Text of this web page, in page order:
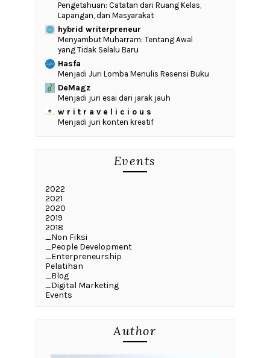
Pengetahuan: Catatan dari Ruang Kelas,
Lapangan, dan Masyarakat
hybrid writerpreneur
Menyambut Muharram: Tentang Awal
yang Tidak Selalu Baru
Hasfa
Menjadi Juri Lomba Menulis Resensi Buku
DeMagz
Menjadi juri esai dari jarak jauh
w r i t r a v e l i c i o u s
Menjadi juri konten kreatif
Events
2022
2021
2020
2019
2018
_Non Fiksi
_People Development
_Enterpreneurship
Pelatihan
_Blog
_Digital Marketing
Events
Author